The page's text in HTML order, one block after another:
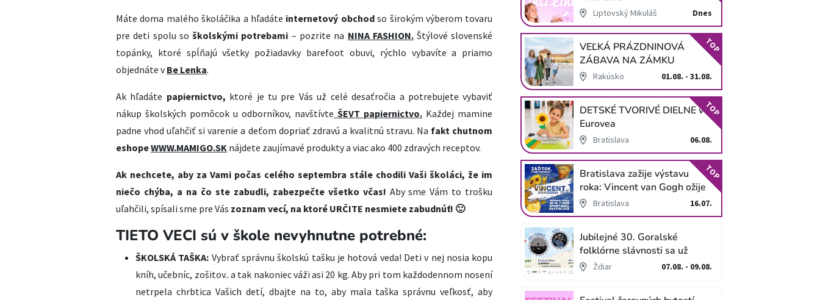
Máte doma malého školáčika a hľadáte internetový obchodso širokým výberom tovaru
pre deti spolu so školskými potrebami – pozrite na NINA FASHION.Štýlové slovenské
topánky, ktoré spĺňajú všetky požiadavky barefoot obuvi, rýchlo vybavíte a priamo
objednáte vBe Lenka.
Ak hľadáte papiernictvo, ktoré je tu pre Vás už celé desaťročia a potrebujete vybaviť
nákup školských pomôcok u odborníkov, navštívte ŠEVT papiernictvo. Každej mamine
padne vhod uľahčiť si varenie a deťom dopriať zdravú a kvalitnú stravu. Na fakt chutnom
eshopeWWW.MAMIGO.SK nájdete zaujímavé produkty a viac ako 400 zdravých receptov.
Ak nechcete, aby za Vami počas celého septembra stále chodili Vaši školáci, že im
niečo chýba, a na čo ste zabudli, zabezpečte všetko včas! Aby sme Vám to trošku
uľahčili, spísali sme pre Vás zoznam vecí, na ktoré URČITE nesmiete zabudnúť! 🙂
TIETO VECI sú v škole nevyhnutne potrebné:
ŠKOLSKÁ TAŠKA: Vybrať správnu školskú tašku je hotová veda! Deti v nej nosia kopu
kníh, učebníc, zošitov.. a tak nakoniec váži asi 20 kg. Aby pri tom každodennom nosení
netrpela chrbtica Vašich detí, dbajte na to, aby mala taška správnu veľkosť, aby
Liptovský Mikuláš Dnes
VEĽKÁ PRÁZDNINOVÁ
ZÁBAVA NA ZÁMKU
SCHLOSS HOF
Rakúsko 01.08. - 31.08.
TOP
DETSKÉ TVORIVÉ DIELNE v
Eurovea
Bratislava 06.08.
TOP
Bratislava zažije výstavu
roka: Vincent van Gogh ožije
v unikátnej imerzívnej šou!
Bratislava 16.07.
TOP
Jubilejné 30. Goralské
folklórne slávnosti sa už
blížiaŽdiar 07.08. - 09.08.